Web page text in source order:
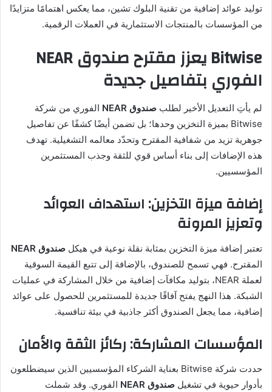
توليد عوائد إضافية من تقنية البلوك تشين، مما يعكس اهتمامًا متزايدًا
من المؤسسات بالمنتجات الاستثمارية في العملات الرقمية.
Bitwise يعزز مقترح صندوق NEAR
الفوري بتفاصيل جديدة
لم يأتِ التعديل الأخير لطلب صندوق NEAR
الفوري من شركة
Bitwise بميزة التخزين وحدها؛ بل تضمن أيضًا كشفًا عن تفاصيل
جوهرية تزيد من شفافية المقترح وتحدّد معالمه التشغيلية. تهدف
هذه الإضافات إلى بناء أساس قوي للثقة وجذب المستثمرين
المؤسسيين.
إضافة ميزة التخزين: استهداف العوائد
وتعزيز المرونة
تعتبر إضافة ميزة التخزين بمثابة نقلة نوعية في هيكل صندوق NEAR
المقترح. فهي تسمح للصندوق، بالإضافة إلى تتبع القيمة السوقية
لعملة NEAR، بتوليد مكافآت إضافية من خلال المشاركة في عمليات
الشبكة. هذا النهج يفتح آفاقًا جديدة للمستثمرين للحصول على عوائد
إضافية، مما يجعل الصندوق أكثر جاذبية في بيئة تنافسية.
المؤسسات المشاركة: ركائز الثقة والأمان
حددت شركة Bitwise بعناية الشركاء المؤسسيين الذين سيضطلعون
بأدوار حيوية في تشغيل صندوق NEAR
الفوري. وقد شملت